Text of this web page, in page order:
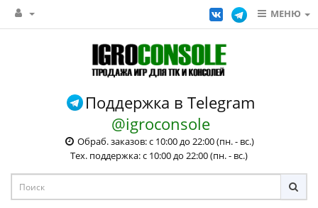
МЕНЮ
Поддержка в Telegram
@igroconsole
Обраб. заказов: с 10:00 до 22:00 (пн. - вс.)
Тех. поддержка: с 10:00 до 22:00 (пн. - вс.)